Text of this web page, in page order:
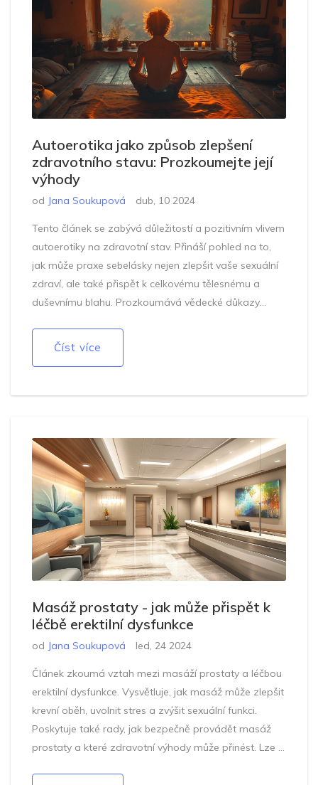
Autoerotika jako způsob zlepšení
zdravotního stavu: Prozkoumejte její
výhody
od Jana Soukupová dub, 10 2024
Tento článek se zabývá důležitostí a pozitivním vlivem
autoerotiky na zdravotní stav. Přináší pohled na to,
jak může praxe sebelásky nejen zlepšit vaše sexuální
zdraví, ale také přispět k celkovému tělesnému a
duševnímu blahu. Prozkoumává vědecké důkazy
bezpečně a zdravě začlenit autoerotiku do vašeho
Číst více
Masáž prostaty - jak může přispět k
léčbě erektilní dysfunkce
od Jana Soukupová led, 24 2024
Článek zkoumá vztah mezi masáží prostaty a léčbou
erektilní dysfunkce. Vysvětluje, jak masáž může zlepšit
krevní oběh, uvolnit stres a zvýšit sexuální funkci.
Poskytuje také rady, jak bezpečně provádět masáž
prostaty a které zdravotní výhody může přinést. Lze v